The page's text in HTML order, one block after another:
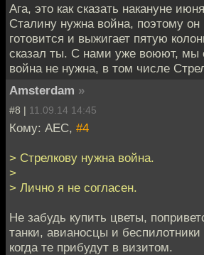
Ага, это как сказать накануне
Сталину нужна война, поэтому
готовится и выжигает пятую
сказал ты. С нами уже воюют, мы
война не нужна, в том числе
Amsterdam »
#8 | 11.09.14 14:45
Кому: АЕС, #4
> Стрелкову нужна война.
>
> Лично я не согласен.
Не забудь купить цветы,
танки, авианосцы и беспилотники
когда те прибудут в визитом.